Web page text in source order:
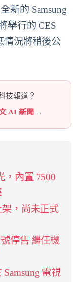
新的 Samsung
舉行的 CES
情況將稍後公
技報道？
AI 新聞 →
，內置 7500
架，尚未正式
停售 繼任機
Samsung 電視